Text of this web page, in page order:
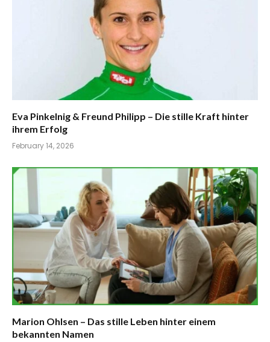
Eva Pinkelnig & Freund Philipp – Die stille Kraft hinter
ihrem Erfolg
February 14, 2026
Marion Ohlsen – Das stille Leben hinter einem
bekannten Namen